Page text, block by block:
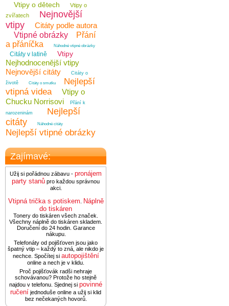
Vtipy o dětech
Vtipy o
zvířatech
Nejnovější
vtipy
Citáty podle autora
Vtipné obrázky
Přání
a přáníčka
Náhodné vtipné obrázky
Citáty v latině Vtipy
Nejhodnocenější vtipy
Nejnovější citáty
Citáty o
životě
Citáty o smutku
Nejlepší
vtipná videa
Vtipy o
Chucku Norrisovi
Přání k
narozeninám
Nejlepší
citáty
Náhodné citáty
Nejlepší vtipné obrázky
Zajímavé:
Užij si pořádnou zábavu - pronájem
party stanů pro každou správnou
akci.
Vtipná trička s potiskem Náplně
do tiskáren
Tonery do tiskáren všech značek.
Všechny náplně do tiskáren skladem.
Doručení do 24 hodin. Garance
nákupu.
Telefonáty od pojišťoven jsou jako
špatný vtip – každý to zná, ale nikdo je
nechce. Spočítej si autopojištění
online a nech je v klidu.
Proč pojišťovák radši nehraje
schovávanou? Protože ho stejně
najdou v telefonu. Sjednej si povinné
ručení jednoduše online a užij si klid
bez nečekaných hovorů.